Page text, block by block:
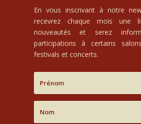
En vous inscrivant à notre
recevrez chaque mois une
nouveautés et serez
participations à certains
festivals et concerts.